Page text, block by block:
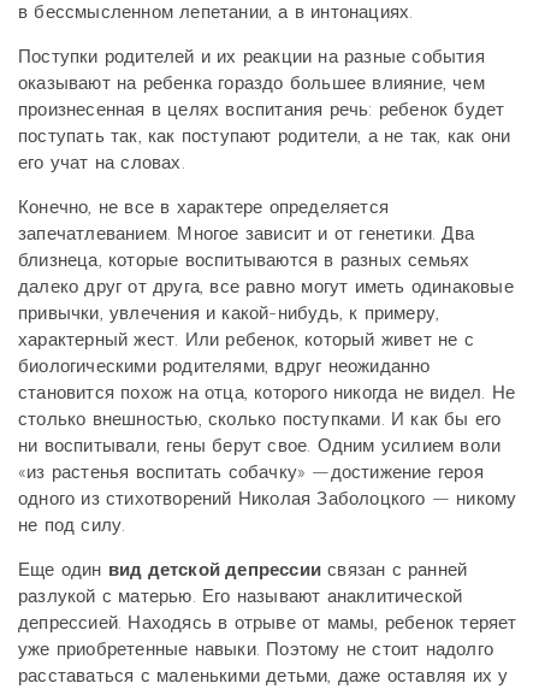
в бессмысленном лепетании, а в интонациях.
Поступки родителей и их реакции на разные события
оказывают на ребенка гораздо большее влияние, чем
произнесенная в целях воспитания речь: ребенок будет
поступать так, как поступают родители, а не так, как они
его учат на словах.
Конечно, не все в характере определяется
запечатлеванием. Многое зависит и от генетики. Два
близнеца, которые воспитываются в разных семьях
далеко друг от друга, все равно могут иметь одинаковые
привычки, увлечения и какой-нибудь, к примеру,
характерный жест. Или ребенок, который живет не с
биологическими родителями, вдруг неожиданно
становится похож на отца, которого никогда не видел. Не
столько внешностью, сколько поступками. И как бы его
ни воспитывали, гены берут свое. Одним усилием воли
«из растенья воспитать собачку» —достижение героя
одного из стихотворений Николая Заболоцкого — никому
не под силу.
Еще один вид детской депрессии связан с ранней
разлукой с матерью. Его называют анаклитической
депрессией. Находясь в отрыве от мамы, ребенок теряет
уже приобретенные навыки. Поэтому не стоит надолго
расставаться с маленькими детьми, даже оставляя их у